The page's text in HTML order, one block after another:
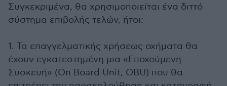
Συγκεκριμένα, θα χρησιμοποιείται ένα διττό
σύστημα επιβολής τελών, ήτοι:
1. Τα επαγγελματικής χρήσεως οχήματα θα
έχουν εγκατεστημένη μια «Εποχούμενη
Συσκευή» (On Board Unit, OBU) που θα